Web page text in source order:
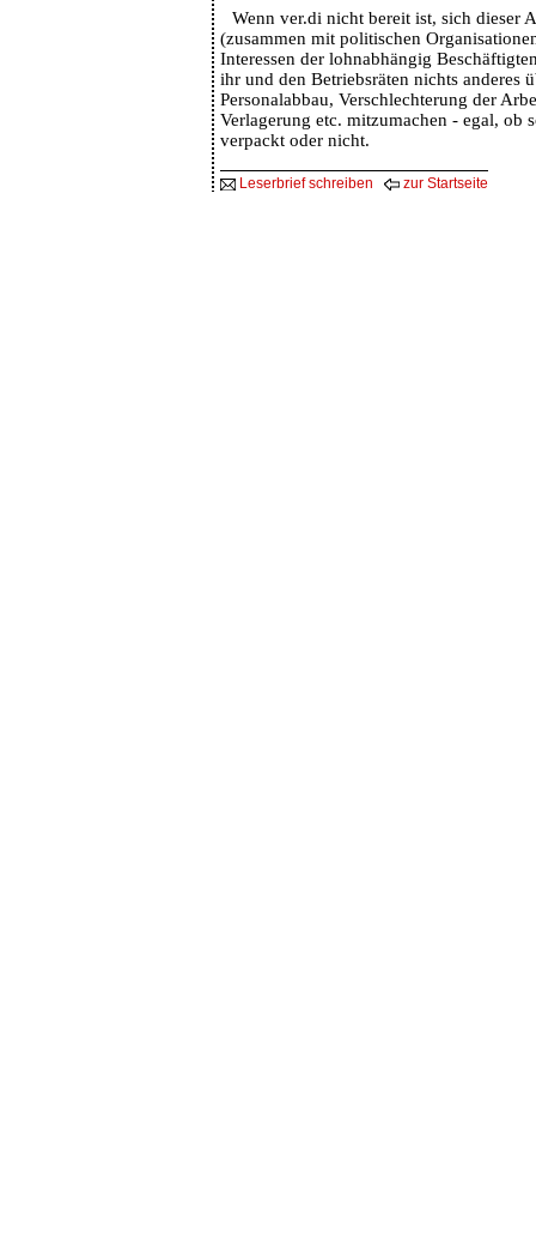
Wenn ver.di nicht bereit ist, sich dieser
(zusammen mit politischen
Interessen der lohnabhängig
ihr und den Betriebsräten nichts anderes
Personalabbau, Verschlechterung der
Verlagerung etc. mitzumachen - egal, ob
verpackt oder nicht.
Leserbrief schreiben zur Startseite